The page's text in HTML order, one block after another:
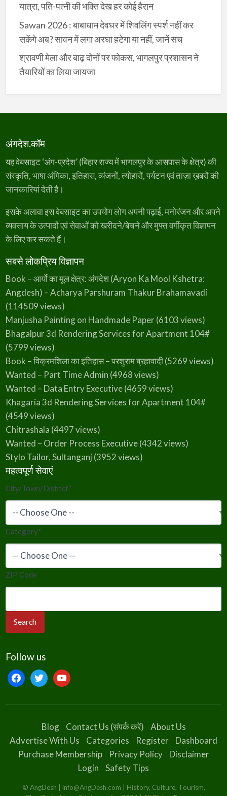
यात्रा, पति-पत्नी की भक्ति देख हर कोई हैरान
Sawan 2026 : बाबाधाम देवघर में शिवलिंग स्पर्श नहीं कर
सकेंगे अब? सावन में लगा अरघा हटेगा या नहीं, जानें सच
श्रावणी मेला और बाढ़ दोनों पर फोकस, भागलपुर प्रशासन ने
तैयारियों का लिया जायजा
अंगदेश.कॉम
यह वेबसाइट ‘अंग-प्रदेश’ (बिहार राज्य में भागलपुर के आसपास के क्षेत्र) की
संस्कृति, भाषा अंगिका, इतिहास, व्यंजनों, त्योहारों, पर्यटन एवं ताज़ा ख़बरों की
जानकारियां देती है।
इसके अलावा इस वेबसाइट का उपयोग लोग अपनी पढ़ाई, मनोरंजन और अपने
व्यवसाय के उत्पादों एवं सेवाओं को खरीदने/बेचने और मुफ्त वर्गीकृत विज्ञापन
के लिए कर सकते हैं।
सबसे लोकप्रिय विज्ञापन
Book – आर्यो का मूल क्षेत्र: अंगदेश (Aryon Ka Mool Kshetra:
Angdesh) – Acharya Parshuram Thakur Brahamavadi
(114509 views)
Manjusha Painting on Handmade Paper(6103 views)
Bhagalpur 3d Rendering Services for Apartment 104#
(5799 views)
Book – विक्रमशिला का इतिहास – परशुराम ब्रह्मवादी(5269 views)
Wanted – Part Time Admin (4968 views)
Wanted – Data Entry Executive(4659 views)
Khagaria 3d Rendering Services for Apartment 104#
(4549 views)
Chitrashala (4497 views)
Wanted – Order Process Executive(4342 views)
Stylo Tailor, Sultanganj (3952 views)
महत्वपूर्ण सेवाएं
City/Town/District*
Category*
ZIP Code
Follow us
Blog Contact Us (संपर्क करें)
About Us
Advertise With Us
Categories Register
Dashboard
Purchase Membership
Privacy Policy
Disclaimer
Login
Safety Tips
© AngDesh | info@AngDesh.com | History, Culture, Tourism,